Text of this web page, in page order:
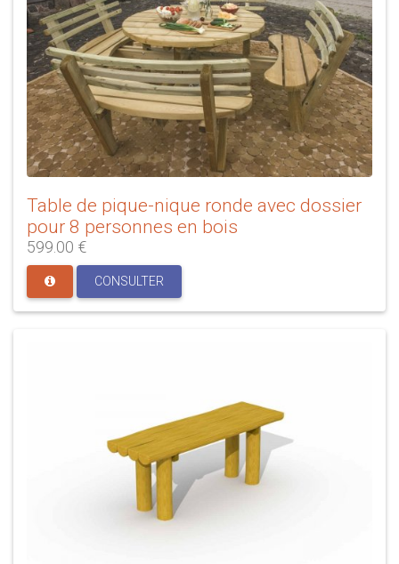
Table de pique-nique ronde avec dossier
pour 8 personnes en bois
599.00 €
CONSULTER